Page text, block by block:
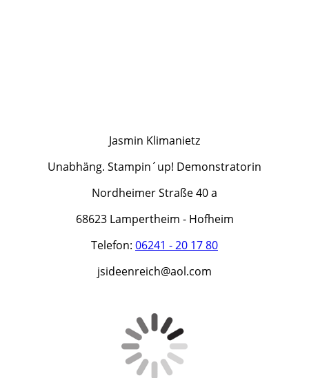
Jasmin Klimanietz
Unabhäng. Stampin´up! Demonstratorin
Nordheimer Straße 40 a
68623 Lampertheim - Hofheim
Telefon: 06241 - 20 17 80
jsideenreich@aol.com